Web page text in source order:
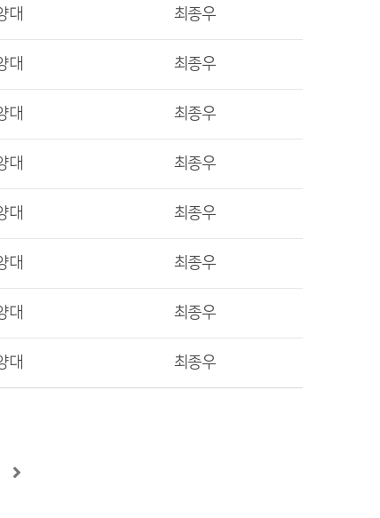
대 최종우
대 최종우
대 최종우
대 최종우
대 최종우
대 최종우
대 최종우
대 최종우